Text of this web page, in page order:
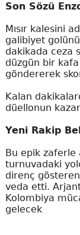
Son Sözü
Mısır kalesini
galibiyet
dakikada ceza
düzgün bir kafa
göndererek
Kalan
düellonun
Yeni Rakip
Bu epik zaferle
turnuvadaki
direnç
veda etti.
Kolombiya
gelecek